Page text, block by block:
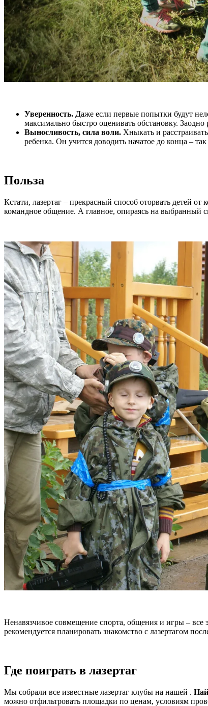
Уверенность. Даже если первые попытки будут
максимально быстро оценивать обстановку. Заодно
Выносливость, сила воли. Хныкать и
ребенка. Он учится доводить начатое до конца –
Польза
Кстати, лазертаг – прекрасный способ оторвать детей
командное общение. А главное, опираясь на выбранный
Ненавязчивое совмещение спорта, общения и игры – все
рекомендуется планировать знакомство с лазертагом
Где поиграть в лазертаг
Мы собрали все известные лазертаг клубы на нашей .
можно отфильтровать площадки по ценам, условиям